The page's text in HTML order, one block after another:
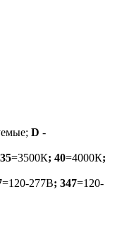
D -
35=3500К; 40=4000К;
=120-277В; 347=120-